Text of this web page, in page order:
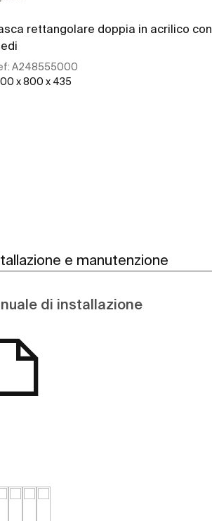
rettangolare doppia in acrilico con
A248555000
x 800 x 435
e manutenzione
di installazione